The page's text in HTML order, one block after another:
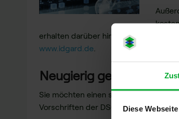
Diese
erhalten darüber hinaus zehn
www.idgard.de
Neugierig geworden?
Sie möchten einen sicheren Cloud-
Vorschriften der DSGVO entspricht?